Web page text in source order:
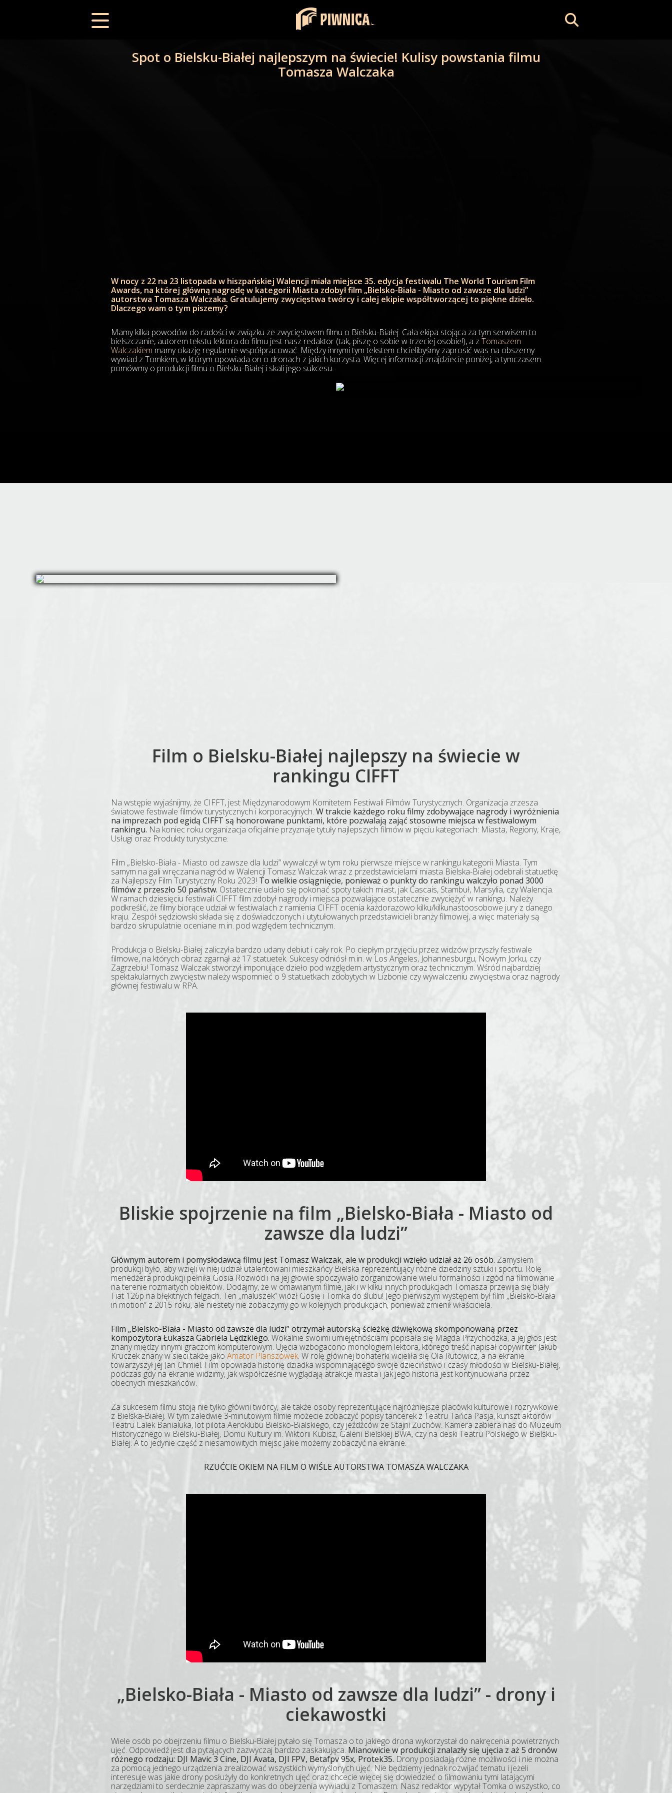
Spot o Bielsku-Białej najlepszym na świecie! Kulisy powstania filmu
Tomasza Walczaka
W nocy z 22 na 23 listopada w hiszpańskiej Walencji miała miejsce 35. edycja festiwalu The World Tourism Film
Awards, na której główną nagrodę w kategorii Miasta zdobył film „Bielsko-Biała - Miasto od zawsze dla ludzi”
autorstwa Tomasza Walczaka. Gratulujemy zwycięstwa twórcy i całej ekipie współtworzącej to piękne dzieło.
Dlaczego wam o tym piszemy?
Mamy kilka powodów do radości w związku ze zwycięstwem filmu o Bielsku-Białej. Cała ekipa stojąca za tym serwisem to
bielszczanie, autorem tekstu lektora do filmu jest nasz redaktor (tak, piszę o sobie w trzeciej osobie!), a z Tomaszem
Walczakiem mamy okazję regularnie współpracować. Między innymi tym tekstem chcielibyśmy zaprosić was na obszerny
wywiad z Tomkiem, w którym opowiada on o dronach z jakich korzysta. Więcej informacji znajdziecie poniżej, a tymczasem
pomówmy o produkcji filmu o Bielsku-Białej i skali jego sukcesu.
Film o Bielsku-Białej najlepszy na świecie w
rankingu CIFFT
Na wstępie wyjaśnijmy, że CIFFT, jest Międzynarodowym Komitetem Festiwali Filmów Turystycznych. Organizacja zrzesza
światowe festiwale filmów turystycznych i korporacyjnych. W trakcie każdego roku filmy zdobywające nagrody i wyróżnienia
na imprezach pod egidą CIFFT są honorowane punktami, które pozwalają zająć stosowne miejsca w festiwalowym
rankingu. Na koniec roku organizacja oficjalnie przyznaje tytuły najlepszych filmów w pięciu kategoriach: Miasta, Regiony, Kraje,
Usługi oraz Produkty turystyczne.
Film „Bielsko-Biała - Miasto od zawsze dla ludzi” wywalczył w tym roku pierwsze miejsce w rankingu kategorii Miasta. Tym
samym na gali wręczania nagród w Walencji Tomasz Walczak wraz z przedstawicielami miasta Bielska-Białej odebrali statuetkę
za Najlepszy Film Turystyczny Roku 2023! To wielkie osiągnięcie, ponieważ o punkty do rankingu walczyło ponad 3000
filmów z przeszło 50 państw. Ostatecznie udało się pokonać spoty takich miast, jak Cascais, Stambuł, Marsylia, czy Walencja.
W ramach dziesięciu festiwali CIFFT film zdobył nagrody i miejsca pozwalające ostatecznie zwyciężyć w rankingu. Należy
podkreślić, że filmy biorące udział w festiwalach z ramienia CIFFT ocenia każdorazowo kilku/kilkunastoosobowe jury z danego
kraju. Zespół sędziowski składa się z doświadczonych i utytułowanych przedstawicieli branży filmowej, a więc materiały są
bardzo skrupulatnie oceniane m.in. pod względem technicznym.
Produkcja o Bielsku-Białej zaliczyła bardzo udany debiut i cały rok. Po ciepłym przyjęciu przez widzów przyszły festiwale
filmowe, na których obraz zgarnął aż 17 statuetek. Sukcesy odniósł m.in. w Los Angeles, Johannesburgu, Nowym Jorku, czy
Zagrzebiu! Tomasz Walczak stworzył imponujące dzieło pod względem artystycznym oraz technicznym. Wśród najbardziej
spektakularnych zwycięstw należy wspomnieć o 9 statuetkach zdobytych w Lizbonie czy wywalczeniu zwycięstwa oraz nagrody
głównej festiwalu w RPA.
Bliskie spojrzenie na film „Bielsko-Biała - Miasto od
zawsze dla ludzi”
Głównym autorem i pomysłodawcą filmu jest Tomasz Walczak, ale w produkcji wzięło udział aż 26 osób. Zamysłem
produkcji było, aby wzięli w niej udział utalentowani mieszkańcy Bielska reprezentujący różne dziedziny sztuki i sportu. Rolę
menedżera produkcji pełniła Gosia Rozwód i na jej głowie spoczywało zorganizowanie wielu formalności i zgód na filmowanie
na terenie rozmaitych obiektów. Dodajmy, że w omawianym filmie, jak i w kilku innych produkcjach Tomasza przewija się biały
Fiat 126p na błękitnych felgach. Ten „maluszek” wiózł Gosię i Tomka do ślubu! Jego pierwszym występem był film „Bielsko-Biała
in motion” z 2015 roku, ale niestety nie zobaczymy go w kolejnych produkcjach, ponieważ zmienił właściciela.
Film „Bielsko-Biała - Miasto od zawsze dla ludzi” otrzymał autorską ścieżkę dźwiękową skomponowaną przez
kompozytora Łukasza Gabriela Lędzkiego. Wokalnie swoimi umiejętnościami popisała się Magda Przychodzka, a jej głos jest
znany między innymi graczom komputerowym. Ujęcia wzbogacono monologiem lektora, którego treść napisał copywriter Jakub
Kruczek znany w sieci także jako Amator Planszówek. W rolę głównej bohaterki wcieliła się Ola Rutowicz, a na ekranie
towarzyszył jej Jan Chmiel. Film opowiada historię dziadka wspominającego swoje dzieciństwo i czasy młodości w Bielsku-Białej,
podczas gdy na ekranie widzimy, jak współcześnie wyglądają atrakcje miasta i jak jego historia jest kontynuowana przez
obecnych mieszkańców.
Za sukcesem filmu stoją nie tylko główni twórcy, ale także osoby reprezentujące najróżniejsze placówki kulturowe i rozrywkowe
z Bielska-Białej. W tym zaledwie 3-minutowym filmie możecie zobaczyć popisy tancerek z Teatru Tańca Pasja, kunszt aktorów
Teatru Lalek Banialuka, lot pilota Aeroklubu Bielsko-Bialskiego, czy jeźdźców ze Stajni Zuchów. Kamera zabiera nas do Muzeum
Historycznego w Bielsku-Białej, Domu Kultury im. Wiktorii Kubisz, Galerii Bielskiej BWA, czy na deski Teatru Polskiego w Bielsku-
Białej. A to jedynie część z niesamowitych miejsc jakie możemy zobaczyć na ekranie.
RZUĆCIE OKIEM NA FILM O WIŚLE AUTORSTWA TOMASZA WALCZAKA
„Bielsko-Biała - Miasto od zawsze dla ludzi” - drony i
ciekawostki
Wiele osób po obejrzeniu filmu o Bielsku-Białej pytało się Tomasza o to jakiego drona wykorzystał do nakręcenia powietrznych
ujęć. Odpowiedź jest dla pytających zazwyczaj bardzo zaskakująca. Mianowicie w produkcji znalazły się ujęcia z aż 5 dronów
różnego rodzaju: DJI Mavic 3 Cine, DJI Avata, DJI FPV, Betafpv 95x, Protek35. Drony posiadają różne możliwości i nie można
za pomocą jednego urządzenia zrealizować wszystkich wymyślonych ujęć. Nie będziemy jednak rozwijać tematu i jeżeli
interesuje was jakie drony posłużyły do konkretnych ujęć oraz chcecie więcej się dowiedzieć o filmowaniu tymi latającymi
narzędziami to serdecznie zapraszamy was do obejrzenia wywiadu z Tomaszem. Nasz redaktor wypytał Tomka o wszystko, co